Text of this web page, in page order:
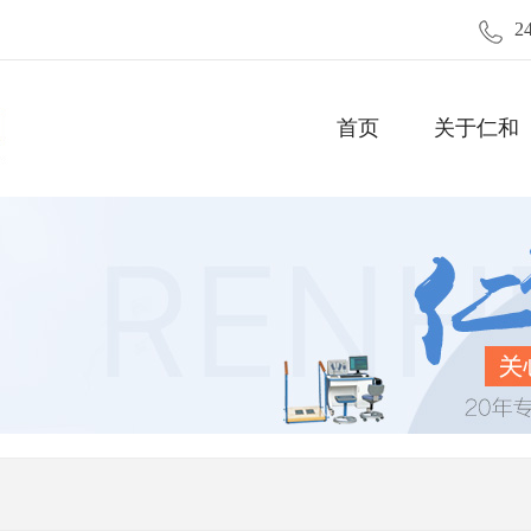
关于仁和
首页